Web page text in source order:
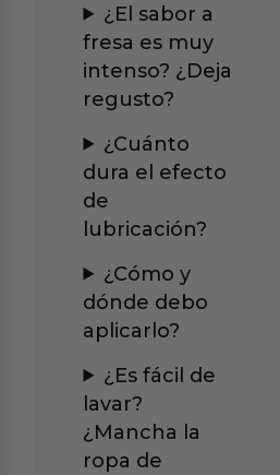
¿El sabor a
fresa es muy
intenso? ¿Deja
regusto?
¿Cuánto
dura el efecto
de
lubricación?
¿Cómo y
dónde debo
aplicarlo?
¿Es fácil de
lavar?
¿Mancha la
ropa de